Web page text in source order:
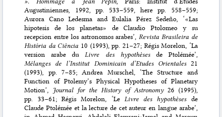
Augustiniennes, 1992, pp. 533–559 , here pp. 558–559;
Aurora Cano Ledesma and Eulalia Pérez Sedeño, ‘«Las
hipotesis de los planetas» de Claudio Ptolomeo y su
recepcion entre los astronomos arabes’, Revista Brasileira de
História da Ciência 10 (1993), pp. 21–27; Régis Morelon, ‘La
version arabe du Livre des hypothèsesde Ptolémée’,
Mélanges de l’Institut Dominicain d’Etudes Orientales21
(1993), pp. 7–85; Andrea Murschel, ‘The Structure and
Function of Ptolemy’s Physical Hypotheses of Planetary
Motion’, Journal for the History of Astronomy26 (1995),
pp. 33–61; Régis Morelon, ‘Le Livre des hypothèsesde
Claude Ptolémée et la lecture de cet auteur en langue arabe’,